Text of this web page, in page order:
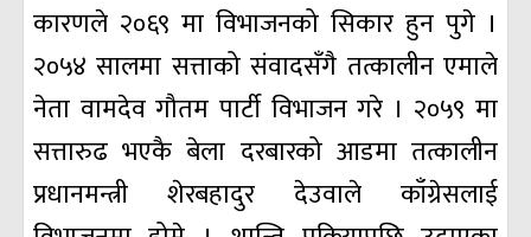
कारणले २०६९ मा विभाजनको सिकार हुन पुगे ।
२०५४ सालमा सत्ताको संवादसँगै तत्कालीन एमाले
नेता वामदेव गौतम पार्टी विभाजन गरे । २०५९ मा
सत्तारुढ भएकै बेला दरबारको आडमा तत्कालीन
प्रधानमन्त्री शेरबहादुर देउवाले काँग्रेसलाई